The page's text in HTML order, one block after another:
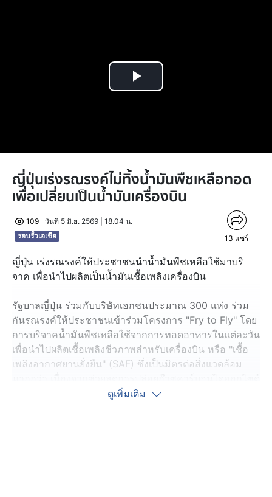
Play
ญี่ปุ่นเร่งรณรงค์ไม่ทิ้งน้ำมันพืชเหลือทอด
เพื่อเปลี่ยนเป็นน้ำมันเครื่องบิน
109
วันที่ 5 มิ.ย. 2569 | 18.04 น.
รอบรั้วเอเชีย
13 แชร์
ญี่ปุ่น เร่งรณรงค์ให้ประชาชนนำน้ำมันพืชเหลือใช้มาบริ
จาค เพื่อนำไปผลิตเป็นน้ำมันเชื้อเพลิงเครื่องบิน
รัฐบาลญี่ปุ่น ร่วมกับบริษัทเอกชนประมาณ 300 แห่ง ร่วม
กันรณรงค์ให้ประชาชนเข้าร่วมโครงการ "Fry to Fly" โดย
การบริจาคน้ำมันพืชเหลือใช้จากการทอดอาหารในแต่ละวัน
เพื่อนำไปผลิตเชื้อเพลิงชีวภาพสำหรับเครื่องบิน หรือ "เชื้อ
เพลิงอากาศยานยั่งยืน" (SAF) ซึ่งเป็นมิตรต่อสิ่งแวดล้อม
ได้สูงสุดถึง 80% เมื่อเทียบกับน้ำมันเชื้อเพลิงสำหรับเครื่อง
ดูเพิ่มเติม